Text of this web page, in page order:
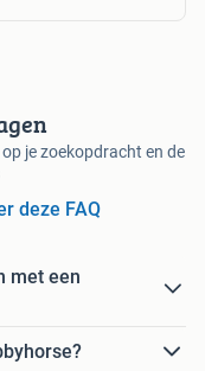
je zoekopdracht en de
deze FAQ
met een